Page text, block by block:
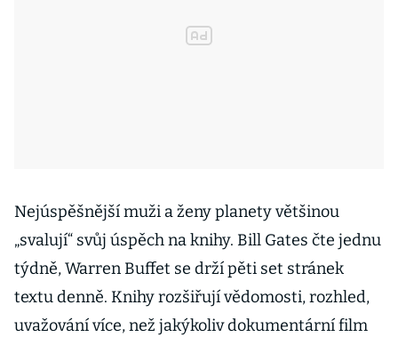
Nejúspěšnější muži a ženy planety většinou
„svalují“ svůj úspěch na knihy. Bill Gates čte jednu
týdně, Warren Buffet se drží pěti set stránek
textu denně. Knihy rozšiřují vědomosti, rozhled,
uvažování více, než jakýkoliv dokumentární film